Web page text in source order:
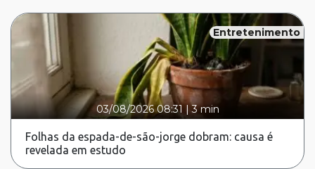
Entretenimento
03/08/2026 08:31 |3 min
Folhas da espada-de-são-jorge dobram: causa é
revelada em estudo